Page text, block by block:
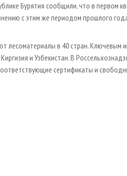
Бурятия сообщили, что в первом
с этим же периодом прошлого
лесоматериалы в 40 стран. Ключевым
и Узбекистан. В
сертификаты и